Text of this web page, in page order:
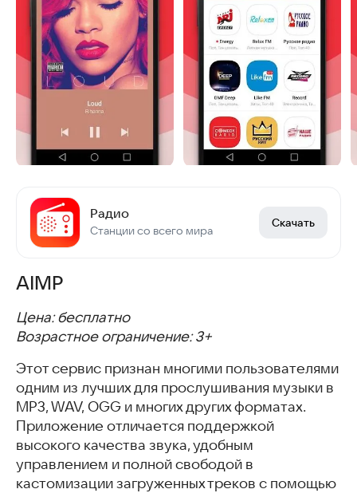
Радио
Станции со всего мира
Скачать
AIMP
Цена: бесплатно
Возрастное ограничение: 3+
Этот сервис признан многими пользователями
одним из лучших для прослушивания музыки в
MP3, WAV, OGG и многих других форматах.
Приложение отличается поддержкой
высокого качества звука, удобным
управлением и полной свободой в
кастомизации загруженных треков с помощью